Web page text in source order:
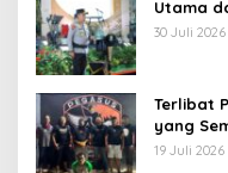
Utama
Karolog
30 Juli 2026
Terlibat
yang
Tim
19 Juli 2026